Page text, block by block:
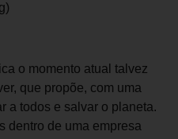
o momento atual talvez
que propõe, com uma
a todos e salvar o planeta.
dentro de uma empresa